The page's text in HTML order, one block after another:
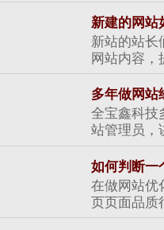
新建的网站
新站的站长
网站内容，
多年做网站
全宝鑫科技
站管理员，
如何判断一
在做网站优
页页面品质